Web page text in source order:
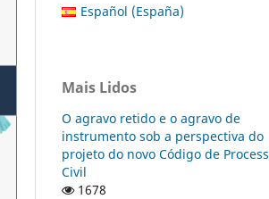
Español (España)
Mais Lidos
O agravo retido e o agravo de
instrumento sob a perspectiva do
projeto do novo Código de
Civil
1678